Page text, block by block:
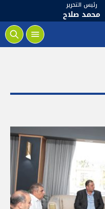
رئيس التحرير
محمد صلاح